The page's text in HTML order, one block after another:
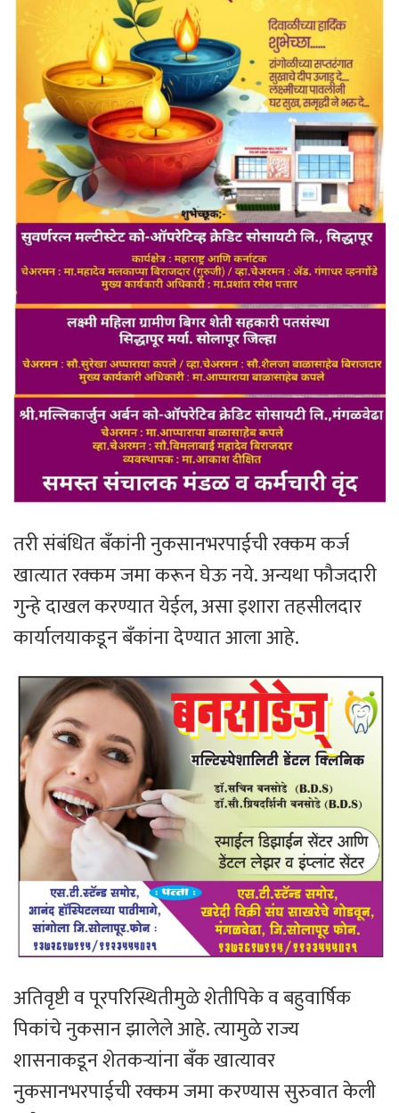
तरी संबंधित बँकांनी नुकसानभरपाईची रक्कम कर्ज
खात्यात रक्कम जमा करून घेऊ नये. अन्यथा फौजदारी
गुन्हे दाखल करण्यात येईल, असा इशारा तहसीलदार
कार्यालयाकडून बँकांना देण्यात आला आहे.
अतिवृष्टी व पूरपरिस्थितीमुळे शेतीपिके व बहुवार्षिक
पिकांचे नुकसान झालेले आहे. त्यामुळे राज्य
शासनाकडून शेतकऱ्यांना बँक खात्यावर
नुकसानभरपाईची रक्कम जमा करण्यास सुरुवात केली